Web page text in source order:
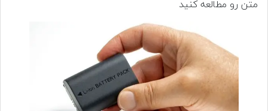
متن رو مطالعه کنید